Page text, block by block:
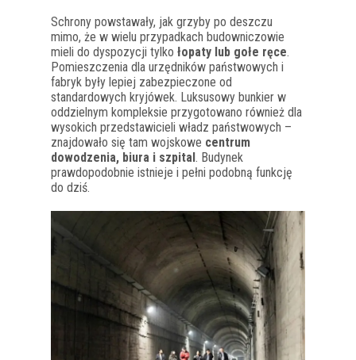
Schrony powstawały, jak grzyby po deszczu
mimo, że w wielu przypadkach budowniczowie
mieli do dyspozycji tylko łopaty lub gołe ręce.
Pomieszczenia dla urzędników państwowych i
fabryk były lepiej zabezpieczone od
standardowych kryjówek. Luksusowy bunkier w
oddzielnym kompleksie przygotowano również dla
wysokich przedstawicieli władz państwowych –
znajdowało się tam wojskowe centrum
dowodzenia, biura i szpital . Budynek
prawdopodobnie istnieje i pełni podobną funkcję
do dziś.